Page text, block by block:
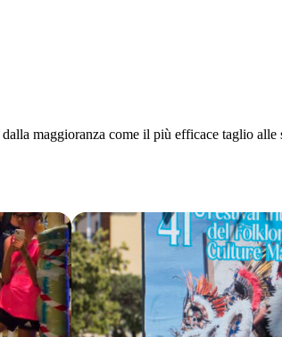
maggioranza come il più efficace taglio alle